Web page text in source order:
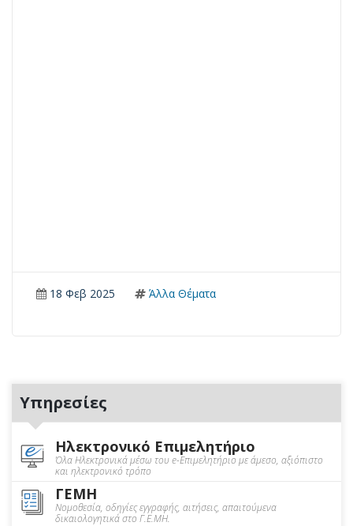
18 Φεβ 2025 Άλλα Θέματα
Υπηρεσίες
Ηλεκτρονικό Επιμελητήριο
Όλα Ηλεκτρονικά μέσω του e-Επιμελητήριο με άμεσο, αξιόπιστο
και ηλεκτρονικό τρόπο
ΓΕΜΗ
Νομοθεσία, οδηγίες εγγραφής, αιτήσεις, απαιτούμενα
δικαιολογητικά στο Γ.Ε.ΜΗ.